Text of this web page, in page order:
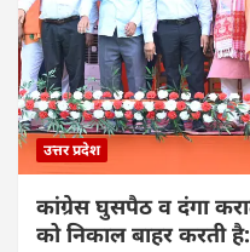
उत्तर प्रदेश
कांग्रेस घुसपैठ व दंगा
को निकाल बाहर करती